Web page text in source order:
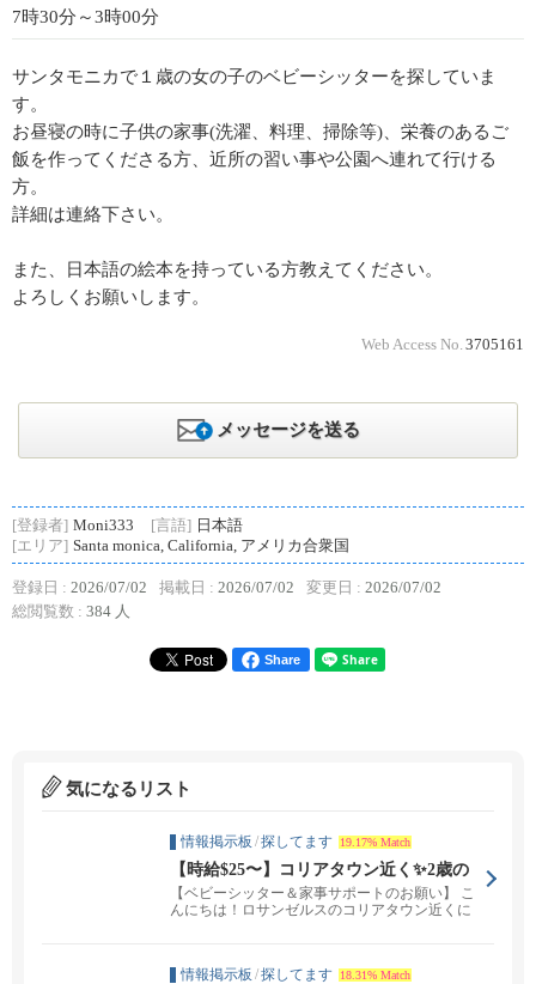
7時30分～3時00分
サンタモニカで１歳の女の子のベビーシッターを探していま
す。
お昼寝の時に子供の家事(洗濯、料理、掃除等)、栄養のあるご
飯を作ってくださる方、近所の習い事や公園へ連れて行ける
方。
詳細は連絡下さい。
また、日本語の絵本を持っている方教えてください。
よろしくお願いします。
Web Access No. 3705161
メッセージを送る
[登録者] Moni333 [言語] 日本語
[エリア] Santa monica, California, アメリカ合衆国
登録日 : 2026/07/02 掲載日 : 2026/07/02 変更日 : 2026/07/02
総閲覧数 : 384 人
Share
気になるリスト
情報掲示板 /探してます 19.17% Match
【時給$25〜】コリアタウン近く✨2歳の
女の子のお世話をしてくれる優しい方を
募集中！
【ベビーシッター＆家事サポートのお願い】 こ
んにちは！ロサンゼルスのコリアタウン近くに
情報掲示板 /探してます 18.31% Match